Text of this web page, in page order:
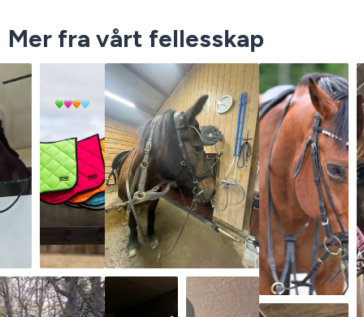
Mer fra vårt fellesskap